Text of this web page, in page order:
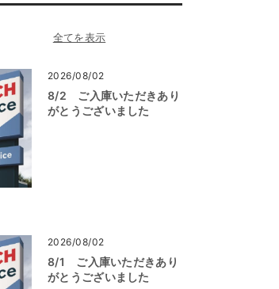
2026/08/02
8/2 ご入庫いただきあり
がとうございました
2026/08/02
8/1 ご入庫いただきあり
がとうございました